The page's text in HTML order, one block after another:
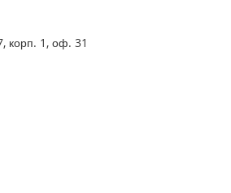
корп. 1, оф. 31